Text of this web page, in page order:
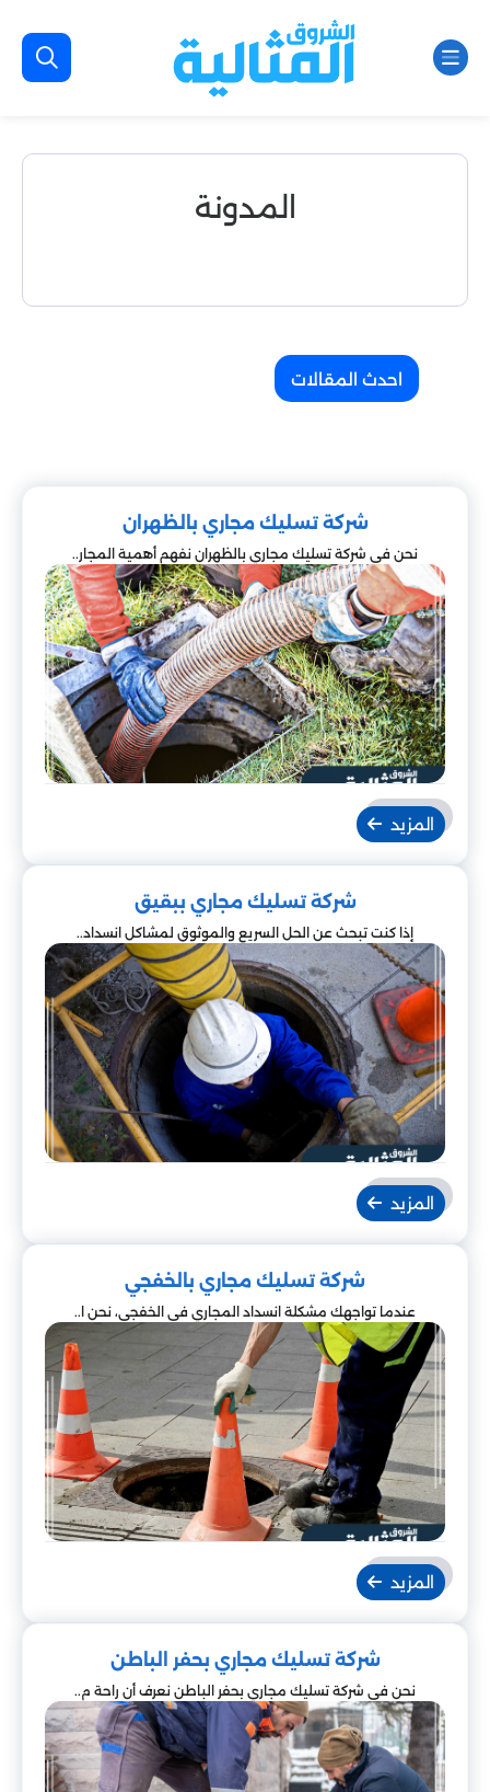
المدونة
احدث المقالات
شركة تسليك مجاري بالظهران
نحن في شركة تسليك مجاري بالظهران نفهم أهمية المجار..
المزيد
شركة تسليك مجاري ببقيق
إذا كنت تبحث عن الحل السريع والموثوق لمشاكل انسداد..
المزيد
شركة تسليك مجاري بالخفجي
عندما تواجهك مشكلة انسداد المجاري في الخفجي، نحن ا..
المزيد
شركة تسليك مجاري بحفر الباطن
نحن في شركة تسليك مجاري بحفر الباطن نعرف أن راحة م..